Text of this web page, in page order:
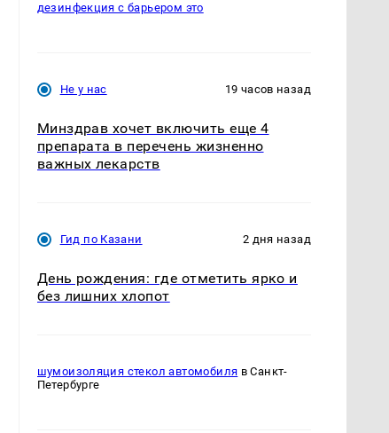
дезинфекция с барьером это
Не у нас 19 часов назад
Минздрав хочет включить еще 4
препарата в перечень жизненно
важных лекарств
Гид по Казани 2 дня назад
День рождения: где отметить ярко и
без лишних хлопот
шумоизоляция стекол автомобиля в Санкт-
Петербурге